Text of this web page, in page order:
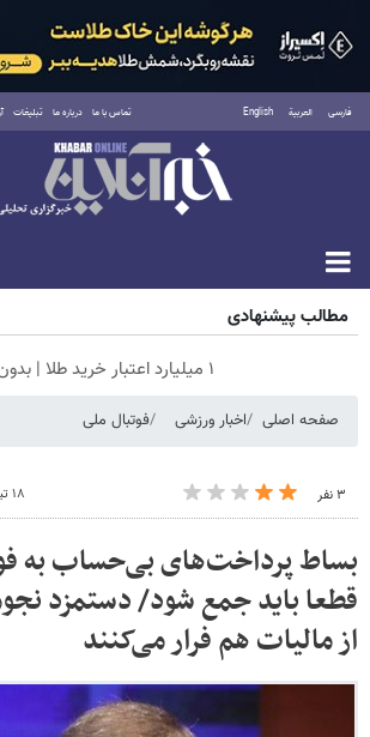
فارسی العربية English تماس با ما درباره ما تبلیغات
شنبه ۱۷ مرداد ۱۴۰۵
مطالب پیشنهادی
۱ میلیارد اعتبار خرید طلا | بدون ضامن و چک
صفحه اصلی اخبار ورزشی فوتبال ملی
۳ نفر ۱۸ تیر ۱۴۰۴ - ۰۸:۴۰
بساط پرداخت‌های بی‌حساب به
قطعا باید جمع شود/ دستمزد
از مالیات هم فرار می‌کنند